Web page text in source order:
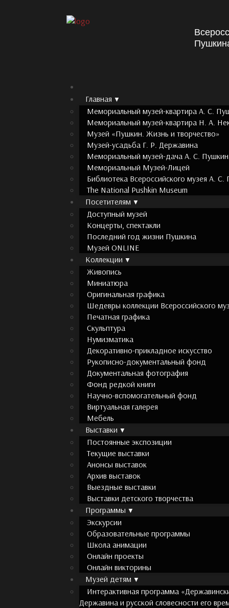
Главная
Мемориальный музей-квартира А. С.
Мемориальный музей-квартира Н. А.
Музей «Пушкин. Жизнь и творчество»
Музей-усадьба Г. Р. Державина
Мемориальный музей-дача А. С.
Мемориальный Музей-Лицей
Библиотека Всероссийского музея А. С.
The National Pushkin Museum
Посетителям
Доступный музей
Концерты, спектакли
Последний год жизни Пушкина
Музей ONLINE
Коллекции
Живопись
Миниатюра
Оригинальная графика
Шедевры коллекции Всероссийского
Печатная графика
Скульптура
Нумизматика
Декоративно-прикладное искусство
Рукописно-документальный фонд
Документальная фотография
Фонд редкой книги
Научно-вспомогательный фонд
Виртуальная галерея
Мебель
Выставки
Постоянные экспозиции
Текущие выставки
Анонсы выставок
Архив выставок
Выездные выставки
Выставки детского творчества
Программы
Экскурсии
Образовательные программы
Школа анимации
Онлайн проекты
Онлайн викторины
Музей детям
Интерактивная программа
Державина и русской словесности его